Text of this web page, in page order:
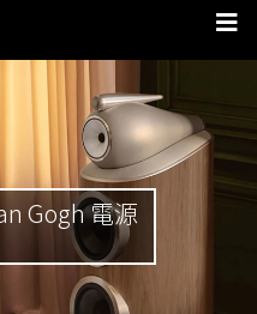
Gogh 電源